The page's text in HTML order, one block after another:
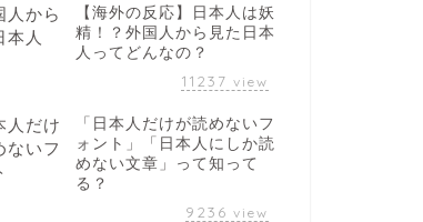
【海外の反応】日本人は妖
精！？外国人から見た日本
人ってどんなの？
11237 view
「日本人だけが読めないフ
ォント」「日本人にしか読
めない文章」って知って
る？
9236 view